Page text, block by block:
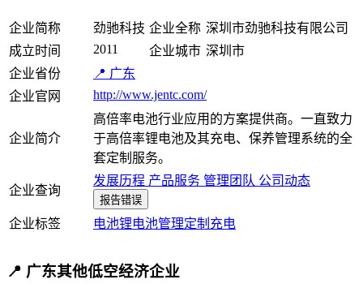
企业简称 劲驰科技 企业全称 深圳市劲驰科技有限公司
成立时间
2011 企业城市 深圳市
企业省份
📍 广东
企业官网
http://www.jentc.com/
企业简介
高倍率电池行业应用的方案提供商。一直致力
于高倍率锂电池及其充电、保养管理系统的全
套定制服务。
企业查询
发展历程 产品服务 管理团队 公司动态
报告错误
企业标签 电池锂电池管理定制 充电
📍 广东其他低空经济企业